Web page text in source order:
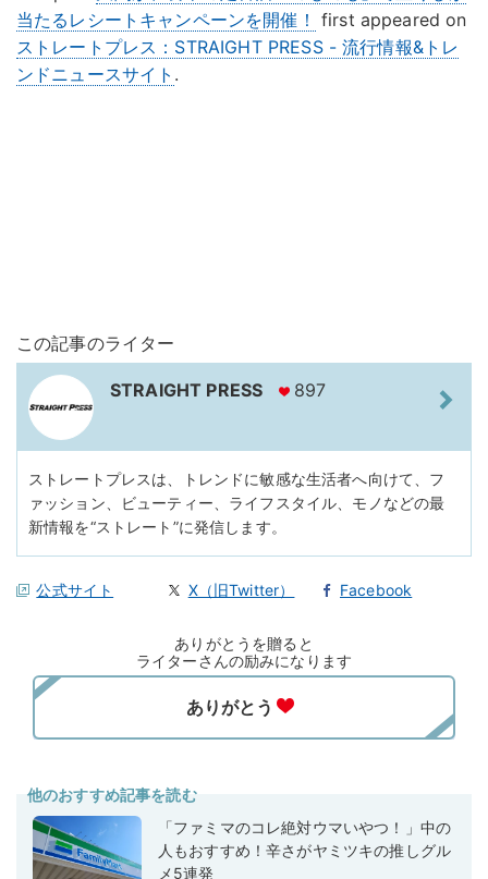
当たるレシートキャンペーンを開催！ first appeared on
ストレートプレス：STRAIGHT PRESS - 流行情報&トレ
ンドニュースサイト .
この記事のライター
STRAIGHT PRESS 897
ストレートプレスは、トレンドに敏感な生活者へ向けて、フ
ァッション、ビューティー、ライフスタイル、モノなどの最
新情報を“ストレート”に発信します。
公式サイト X（旧Twitter） Facebook
ありがとうを贈ると
ライターさんの励みになります
他のおすすめ記事を読む
「ファミマのコレ絶対ウマいやつ！」中の
人もおすすめ！辛さがヤミツキの推しグル
メ5連発